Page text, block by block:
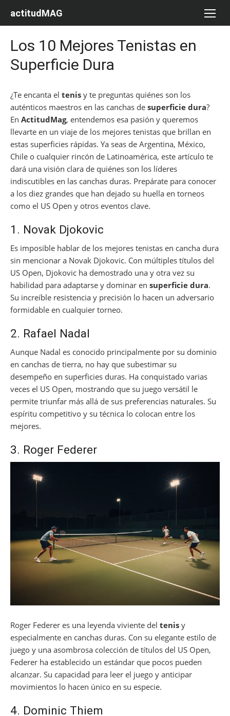
actitudMAG
Los 10 Mejores Tenistas en
Superficie Dura
¿Te encanta el tenis y te preguntas quiénes son los
auténticos maestros en las canchas de superficie dura?
En ActitudMag, entendemos esa pasión y queremos
llevarte en un viaje de los mejores tenistas que brillan en
estas superficies rápidas. Ya seas de Argentina, México,
Chile o cualquier rincón de Latinoamérica, este artículo te
dará una visión clara de quiénes son los líderes
indiscutibles en las canchas duras. Prepárate para conocer
a los diez grandes que han dejado su huella en torneos
como el US Open y otros eventos clave.
1. Novak Djokovic
Es imposible hablar de los mejores tenistas en cancha dura
sin mencionar a Novak Djokovic. Con múltiples títulos del
US Open, Djokovic ha demostrado una y otra vez su
habilidad para adaptarse y dominar en superficie dura.
Su increíble resistencia y precisión lo hacen un adversario
formidable en cualquier torneo.
2. Rafael Nadal
Aunque Nadal es conocido principalmente por su dominio
en canchas de tierra, no hay que subestimar su
desempeño en superficies duras. Ha conquistado varias
veces el US Open, mostrando que su juego versátil le
permite triunfar más allá de sus preferencias naturales. Su
espíritu competitivo y su técnica lo colocan entre los
mejores.
3. Roger Federer
Roger Federer es una leyenda viviente del tenis y
especialmente en canchas duras. Con su elegante estilo de
juego y una asombrosa colección de títulos del US Open,
Federer ha establecido un estándar que pocos pueden
alcanzar. Su capacidad para leer el juego y anticipar
movimientos lo hacen único en su especie.
4. Dominic Thiem